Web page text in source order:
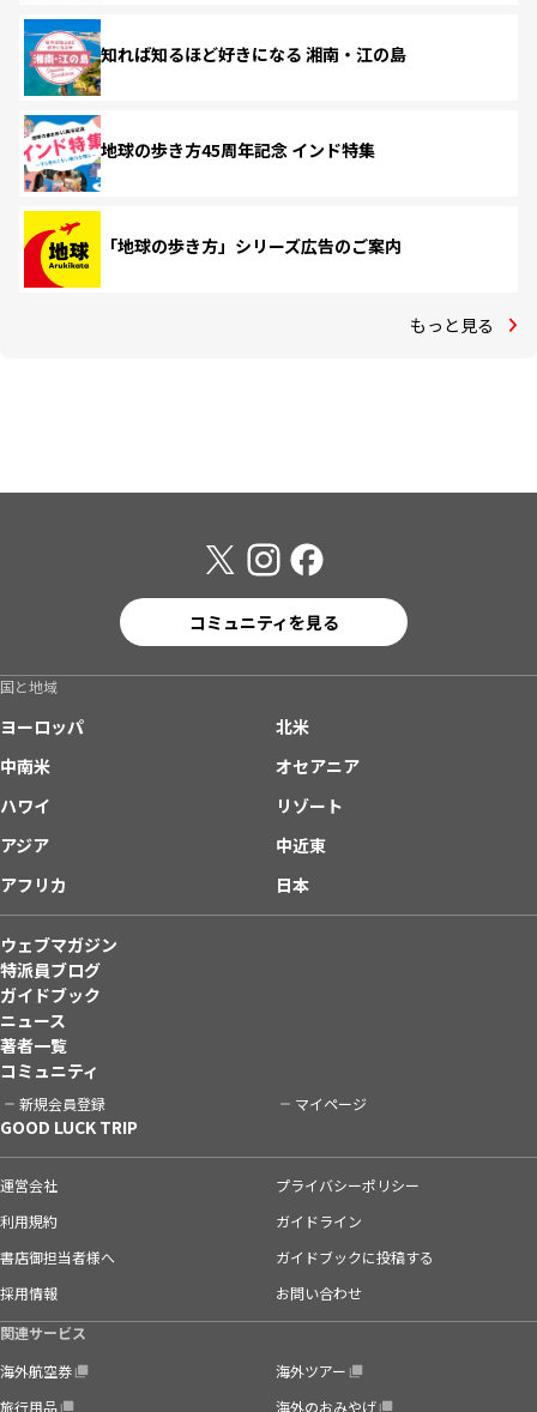
知れば知るほど好きになる 湘南・江の島
地球の歩き方45周年記念 インド特集
「地球の歩き方」シリーズ広告のご案内
もっと見る
コミュニティを見る
国と地域
ヨーロッパ
北米
中南米
オセアニア
ハワイ
リゾート
アジア
中近東
アフリカ
日本
ウェブマガジン
特派員ブログ
ガイドブック
ニュース
著者一覧
コミュニティ
新規会員登録 マイページ
GOOD LUCK TRIP
運営会社
プライバシーポリシー
利用規約
ガイドライン
書店御担当者様へ
ガイドブックに投稿する
採用情報
お問い合わせ
関連サービス
海外航空券
海外ツアー
旅行用品
海外のおみやげ